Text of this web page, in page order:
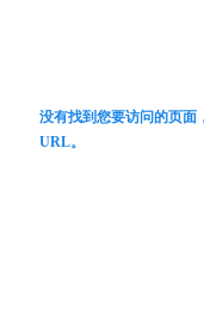
没有找到您要访问的页面
URL。